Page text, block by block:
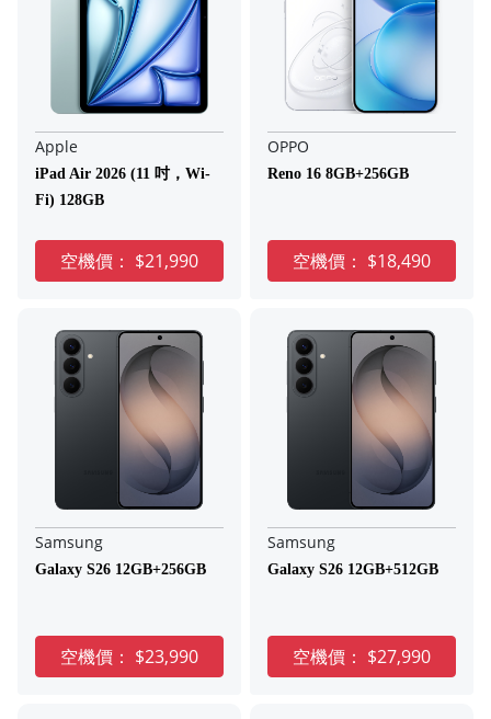
Apple
iPad Air 2026 (11 吋，Wi-
Fi) 128GB
空機價： $21,990
OPPO
Reno 16 8GB+256GB
空機價： $18,490
Samsung
Galaxy S26 12GB+256GB
空機價： $23,990
Samsung
Galaxy S26 12GB+512GB
空機價： $27,990